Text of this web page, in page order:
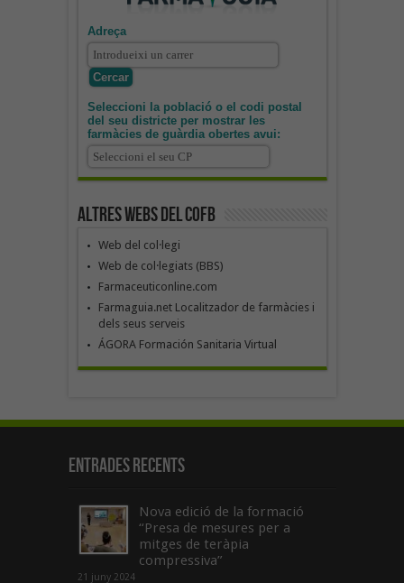
Adreça
Seleccioni la població o el codi postal
del seu districte per mostrar les
farmàcies de guàrdia obertes avui:
Altres webs del COFB
Web del col·legi
Web de col·legiats (BBS)
Farmaceuticonline.com
Farmaguia.net Localitzador de farmàcies i
dels seus serveis
ÁGORA Formación Sanitaria Virtual
Entrades recents
Nova edició de la formació
“Presa de mesures per a
mitges de teràpia
compressiva”
21 juny 2024